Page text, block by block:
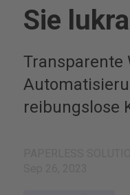
Sie
Transparente
reibungslose